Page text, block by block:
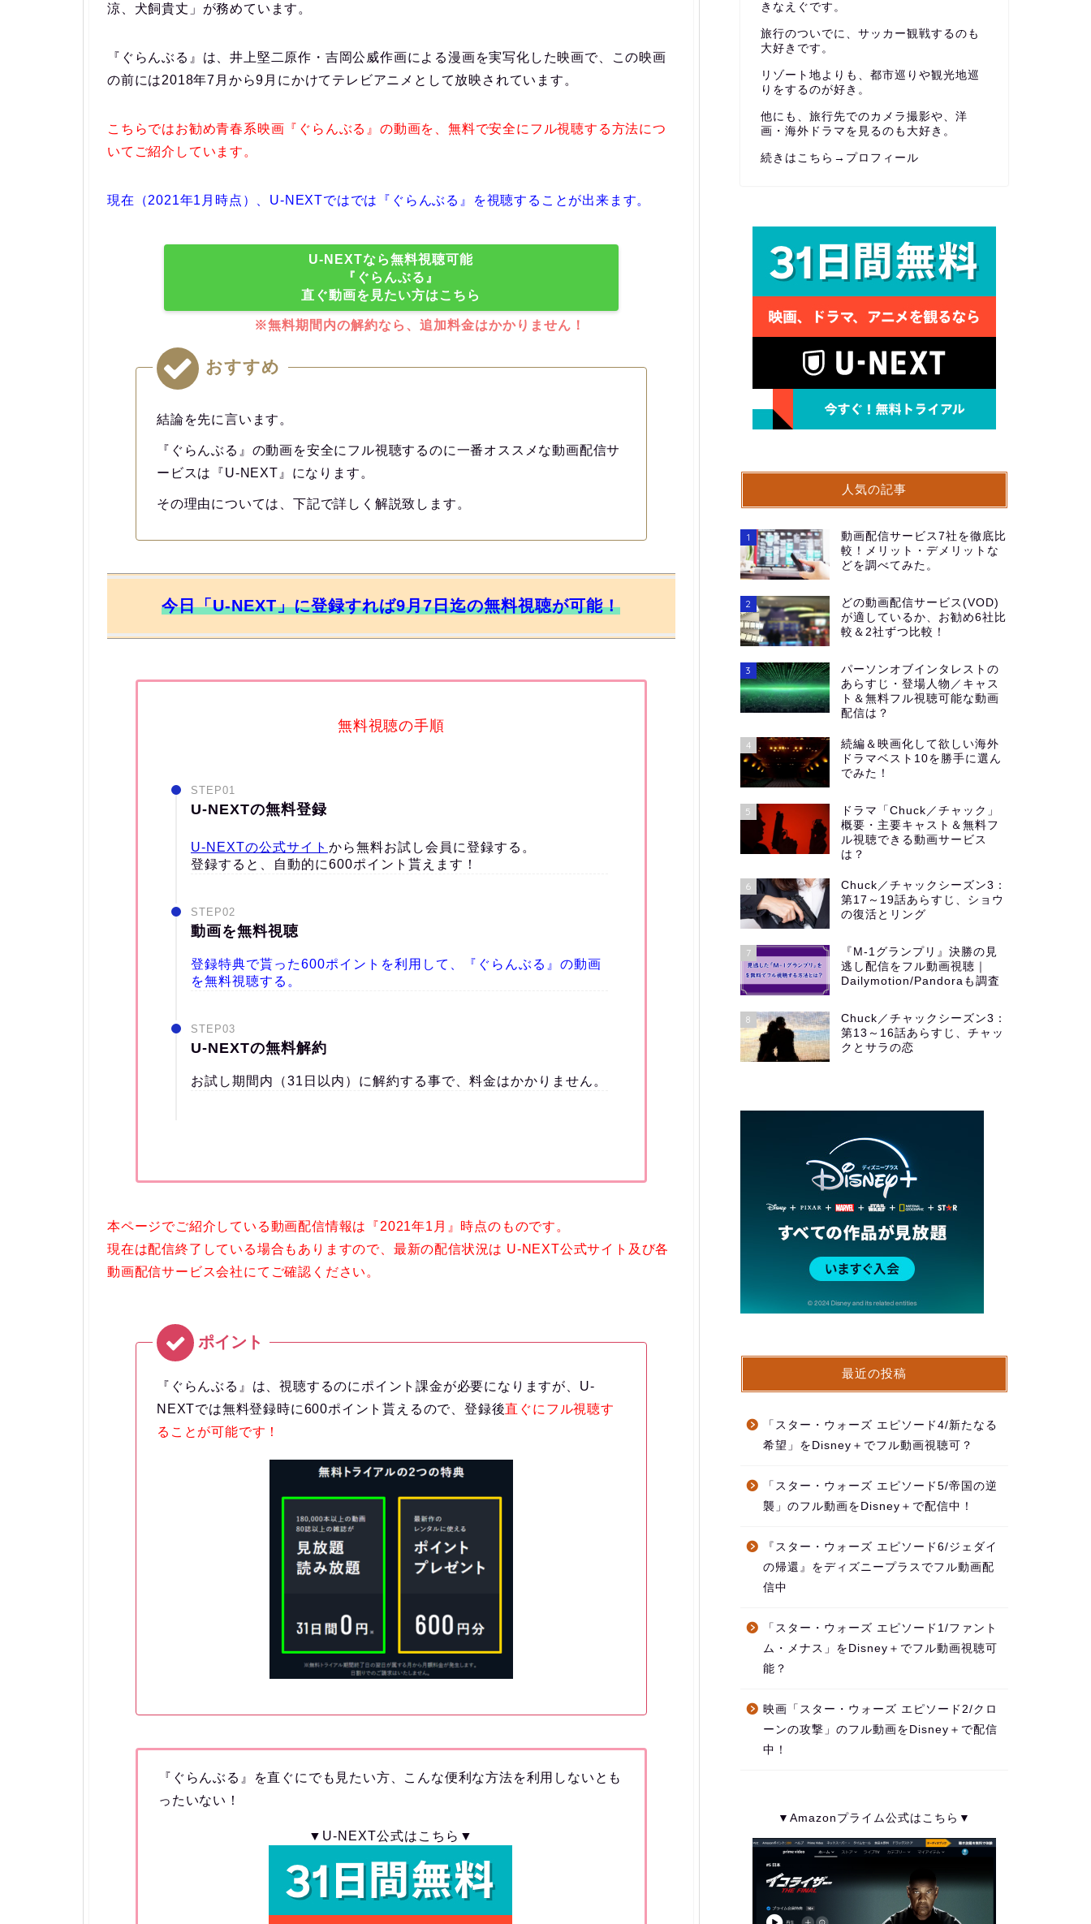
涼、犬飼貴丈」が務めています。
『ぐらんぶる』は、井上堅二原作・吉岡公威作画による漫画を実写化した映画で、この映画
の前には2018年7月から9月にかけてテレビアニメとして放映されています。
こちらではお勧め青春系映画『ぐらんぶる』の動画を、無料で安全にフル視聴する方法につ
いてご紹介しています。
現在（2021年1月時点）、U-NEXTではでは『ぐらんぶる』を視聴することが出来ます。
U-NEXTなら無料視聴可能
『ぐらんぶる』
直ぐ動画を見たい方はこちら
※無料期間内の解約なら、追加料金はかかりません！
おすすめ
結論を先に言います。
『ぐらんぶる』の動画を安全にフル視聴するのに一番オススメな動画配信サ
ービスは『U-NEXT』になります。
その理由については、下記で詳しく解説致します。
今日「U-NEXT」に登録すれば9月7日迄の無料視聴が可能！
無料視聴の手順
STEP01
U-NEXTの無料登録
U-NEXTの公式サイト から無料お試し会員に登録する。
登録すると、自動的に600ポイント貰えます！
STEP02
動画を無料視聴
登録特典で貰った600ポイントを利用して、『ぐらんぶる』の動画
を無料視聴する。
STEP03
U-NEXTの無料解約
お試し期間内（31日以内）に解約する事で、料金はかかりません。
本ページでご紹介している動画配信情報は『2021年1月』時点のものです。
現在は配信終了している場合もありますので、最新の配信状況は U-NEXT公式サイト及び各
動画配信サービス会社にてご確認ください。
『ぐらんぶる』は、視聴するのにポイント課金が必要になりますが、U-
NEXTでは無料登録時に600ポイント貰えるので、登録後直ぐにフル視聴す
ることが可能です！
『ぐらんぶる』を直ぐにでも見たい方、こんな便利な方法を利用しないとも
ったいない！
▼U-NEXT公式はこちら▼
きなえぐです。
旅行のついでに、サッカー観戦するのも
大好きです。
リゾート地よりも、都市巡りや観光地巡
りをするのが好き。
他にも、旅行先でのカメラ撮影や、洋
画・海外ドラマを見るのも大好き。
続きはこちら→ プロフィール
人気の記事
1
動画配信サービス7社を徹底比
較！メリット・デメリットな
どを調べてみた。
2
どの動画配信サービス(VOD)
が適しているか、お勧め6社比
較＆2社ずつ比較！
3
パーソンオブインタレストの
あらすじ・登場人物／キャス
ト＆無料フル視聴可能な動画
配信は？
4
続編＆映画化して欲しい海外
ドラマベスト10を勝手に選ん
でみた！
5
ドラマ「Chuck／チャック」
概要・主要キャスト＆無料フ
ル視聴できる動画サービス
は？
6
Chuck／チャックシーズン3：
第17～19話あらすじ、ショウ
の復活とリング
7
『M-1グランプリ』決勝の見
逃し配信をフル動画視聴｜
Dailymotion/Pandoraも調査
8
Chuck／チャックシーズン3：
第13～16話あらすじ、チャッ
クとサラの恋
最近の投稿
「スター・ウォーズ エピソード4/新たなる
希望」をDisney＋でフル動画視聴可？
「スター・ウォーズ エピソード5/帝国の逆
襲」のフル動画をDisney＋で配信中！
『スター・ウォーズ エピソード6/ジェダイ
の帰還』をディズニープラスでフル動画配
信中
「スター・ウォーズ エピソード1/ファント
ム・メナス」をDisney＋でフル動画視聴可
能？
映画「スター・ウォーズ エピソード2/クロ
ーンの攻撃」のフル動画をDisney＋で配信
中！
▼Amazonプライム公式はこちら▼